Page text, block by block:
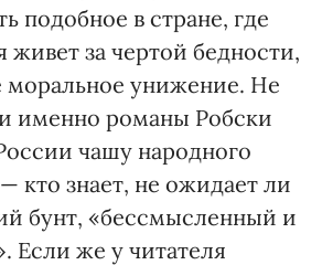
подобное в стране, где
живет за чертой бедности,
унижение. Не
именно романы Робски
чашу народного
кто знает, не ожидает ли
бунт, «бессмысленный и
Если же у читателя